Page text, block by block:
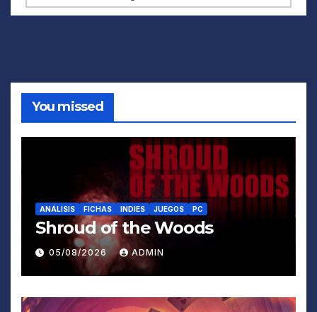
You missed
ANÁLISIS FICHAS INDIES JUEGOS PC
Shroud of the Woods
05/08/2026 ADMIN